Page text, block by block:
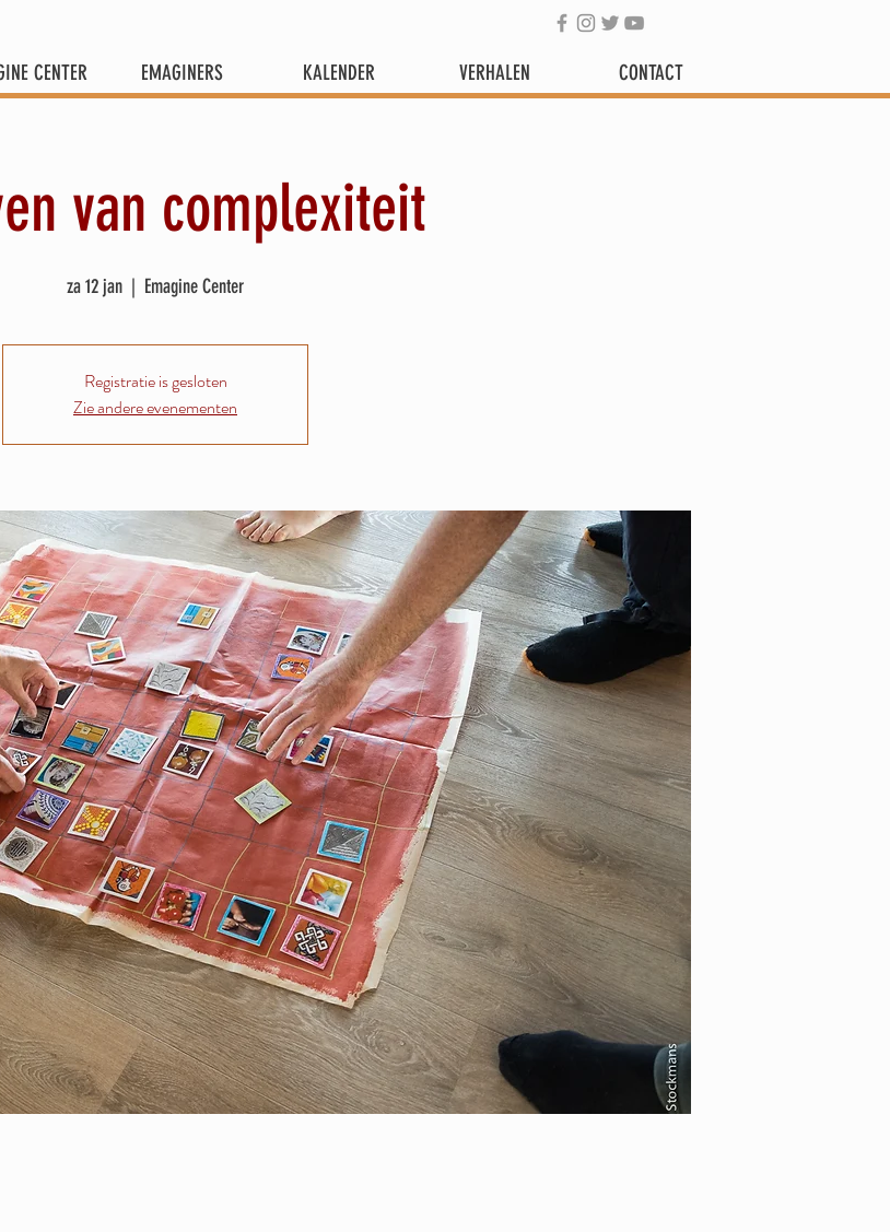
CENTER EMAGINERS KALENDER VERHALEN CONTACT
van complexiteit
za 12 jan
  |
Emagine Center
Registratie is gesloten
Zie andere evenementen